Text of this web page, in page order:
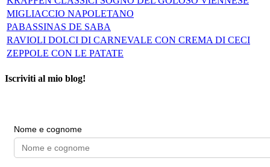
MIGLIACCIO NAPOLETANO
PABASSINAS DE SABA
RAVIOLI DOLCI DI CARNEVALE CON CREMA DI CECI
ZEPPOLE CON LE PATATE
Iscriviti al mio blog!
Nome e cognome